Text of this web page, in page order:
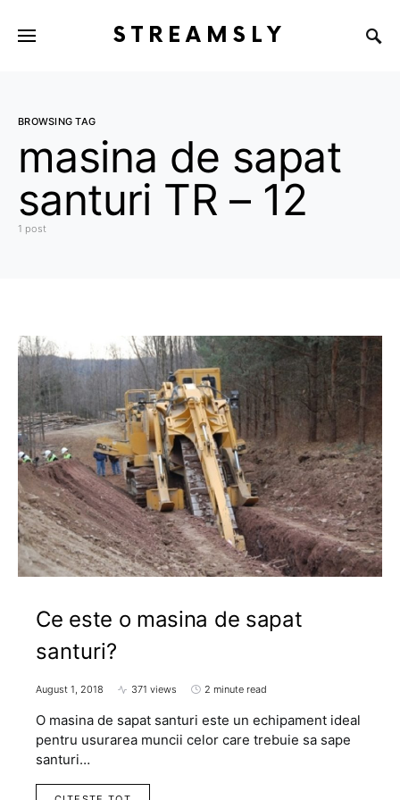
STREAMSLY
BROWSING TAG
masina de sapat
santuri TR – 12
1 post
Ce este o masina de sapat
santuri?
August 1, 2018 371 views 2 minute read
O masina de sapat santuri este un echipament ideal
pentru usurarea muncii celor care trebuie sa sape
santuri…